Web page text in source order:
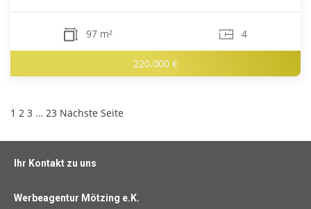
97 m² 4
220.000 €
1 2 3 … 23 Nächste Seite
Ihr Kontakt zu uns
Werbeagentur Mötzing e.K.